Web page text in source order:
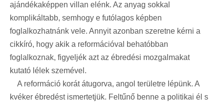
ajándékaképpen villan elénk. Az anyag sokkal
komplikáltabb, semhogy e futólagos képben
foglalkozhatnánk vele. Annyit azonban szeretne kérni a
cikkíró, hogy akik a reformációval behatóbban
foglalkoznak, figyeljék azt az ébredési mozgalmakat
kutató lélek szemével.
A reformáció korát átugorva, angol területre lépünk. A
kvéker ébredést ismertetjük. Feltűnő benne a politikai él s